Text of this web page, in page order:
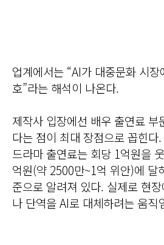
업계에서는 “AI가 대중문화 시
호”라는 해석이 나온다.
제작사 입장에선 배우 출연료 부
다는 점이 최대 장점으로 꼽힌다
드라마 출연료는 회당 1억원을
억원(약 2500만~1억 위안)에 달
준으로 알려져 있다. 실제로 현
나 단역을 AI로 대체하려는 움직